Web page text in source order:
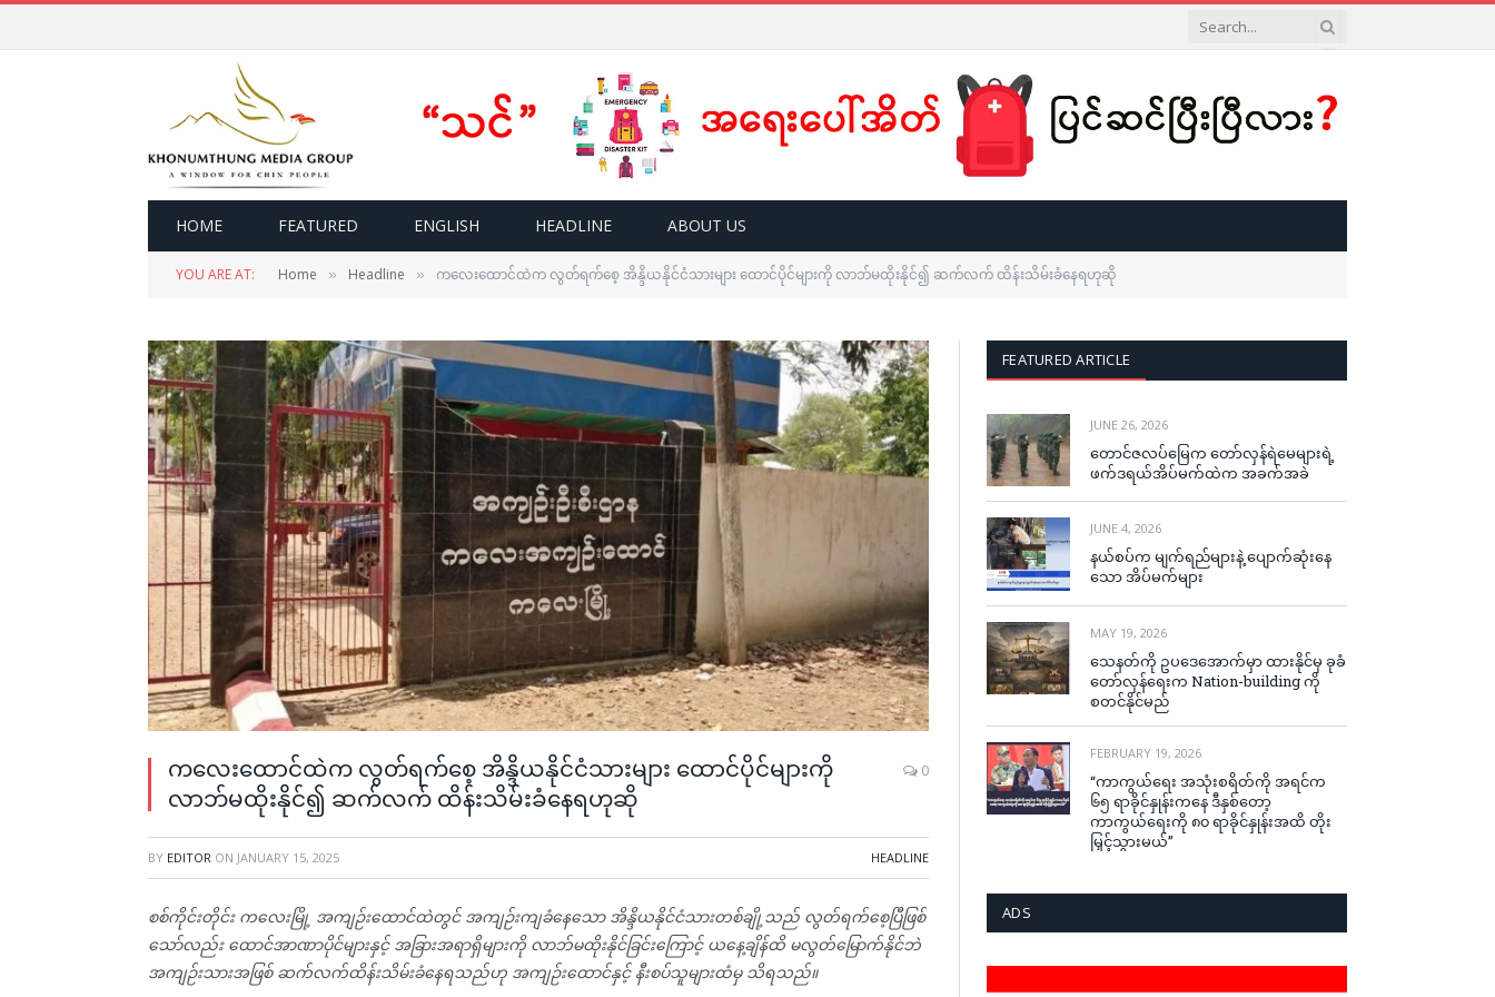
HOME FEATURED ENGLISH HEADLINE ABOUT US
YOU ARE AT: Home » Headline » ကလေးထောင်ထဲက လွတ်ရက်စေ့ အိန္ဒိယနိုင်ငံသားများ ထောင်ပိုင်များကို လာဘ်မထိုးနိုင်၍ ဆက်လက် ထိန်းသိမ်းခံနေရဟုဆို
ကလေးထောင်ထဲက လွတ်ရက်စေ့ အိန္ဒိယနိုင်ငံသားများ ထောင်ပိုင်များကို
လာဘ်မထိုးနိုင်၍ ဆက်လက် ထိန်းသိမ်းခံနေရဟုဆို
0
BY EDITOR ON JANUARY 15, 2025 HEADLINE
စစ်ကိုင်းတိုင်း ကလေးမြို့ အကျဉ်းထောင်ထဲတွင် အကျဉ်းကျခံနေသော အိန္ဒိယနိုင်ငံသားတစ်ချို့သည် လွတ်ရက်စေ့ပြီဖြစ်
သော်လည်း ထောင်အာဏာပိုင်များနှင့် အခြားအရာရှိများကို လာဘ်မထိုးနိုင်ခြင်းကြောင့် ယနေ့ချိန်ထိ မလွတ်မြောက်နိုင်ဘဲ
အကျဉ်းသားအဖြစ် ဆက်လက်ထိန်းသိမ်းခံနေရသည်ဟု အကျဉ်းထောင်နှင့် နီးစပ်သူများထံမှ သိရသည်။
FEATURED ARTICLE
JUNE 26, 2026
တောင်ဇလပ်မြေက တော်လှန်ရဲမေများရဲ့
ဖက်ဒရယ်အိပ်မက်ထဲက အခက်အခဲ
JUNE 4, 2026
နယ်စပ်က မျက်ရည်များနဲ့ ပျောက်ဆုံးနေ
သော အိပ်မက်များ
MAY 19, 2026
သေနတ်ကို ဥပဒေအောက်မှာ ထားနိုင်မှ ခုခံ
တော်လှန်ရေးက Nation-building ကို
စတင်နိုင်မည်
FEBRUARY 19, 2026
“ကာကွယ်ရေး အသုံးစရိတ်ကို အရင်က
၆၅ ရာခိုင်နှုန်းကနေ ဒီနှစ်တော့
ကာကွယ်ရေးကို ၈၀ ရာခိုင်နှုန်းအထိ တိုး
မြှင့်သွားမယ်”
ADS